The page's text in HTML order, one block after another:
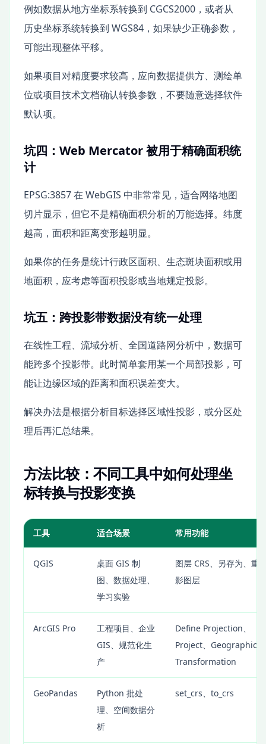
例如数据从地方坐标系转换到 CGCS2000，或者从
历史坐标系统转换到 WGS84，如果缺少正确参数，
可能出现整体平移。
如果项目对精度要求较高，应向数据提供方、测绘单
位或项目技术文档确认转换参数，不要随意选择软件
默认项。
坑四：Web Mercator 被用于精确面积统
计
EPSG:3857 在 WebGIS 中非常常见，适合网络地图
切片显示，但它不是精确面积分析的万能选择。纬度
越高，面积和距离变形越明显。
如果你的任务是统计行政区面积、生态斑块面积或用
地面积，应考虑等面积投影或当地规定投影。
坑五：跨投影带数据没有统一处理
在线性工程、流域分析、全国道路网分析中，数据可
能跨多个投影带。此时简单套用某一个局部投影，可
能让边缘区域的距离和面积误差变大。
解决办法是根据分析目标选择区域性投影，或分区处
理后再汇总结果。
方法比较：不同工具中如何处理坐
标转换与投影变换
工具 适合场景 常用功能
QGIS
桌面 GIS 制
图、数据处理、
学习实验
图层 CRS、另存为、重
影图层
ArcGIS Pro
工程项目、企业
GIS、规范化生
产
Define Projection、
Project、Geographic
Transformation
GeoPandas
Python 批处
理、空间数据分
析
set_crs、to_crs